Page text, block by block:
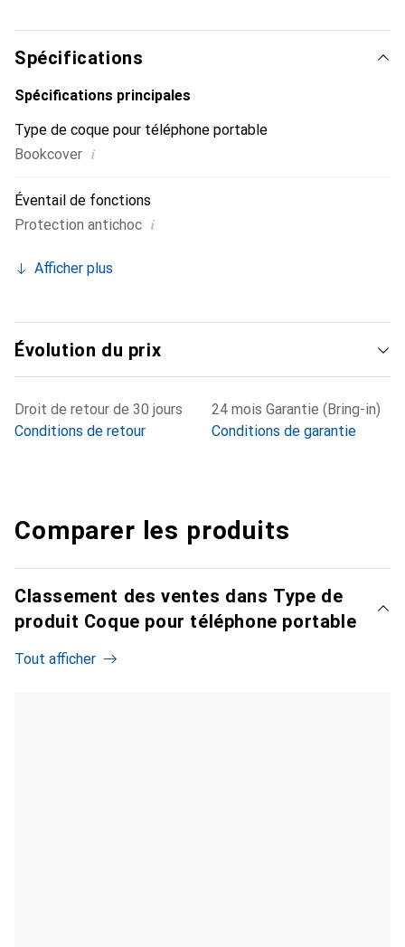
produits de haute qualité, la marque Noreve est un choix
sûr pour une clientèle exigeante.
Spécifications
Spécifications principales
Type de coque pour téléphone portable
Bookcover i
Éventail de fonctions
Protection antichoc i
Afficher plus
Évolution du prix
Droit de retour de 30 jours
Conditions de retour
24 mois Garantie (Bring-in)
Conditions de garantie
Comparer les produits
Classement des ventes dans Type de
produit Coque pour téléphone portable
Tout afficher